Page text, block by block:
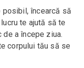
posibil, încearcă să
te ajută să te
a începe ziua.
corpului tău să se